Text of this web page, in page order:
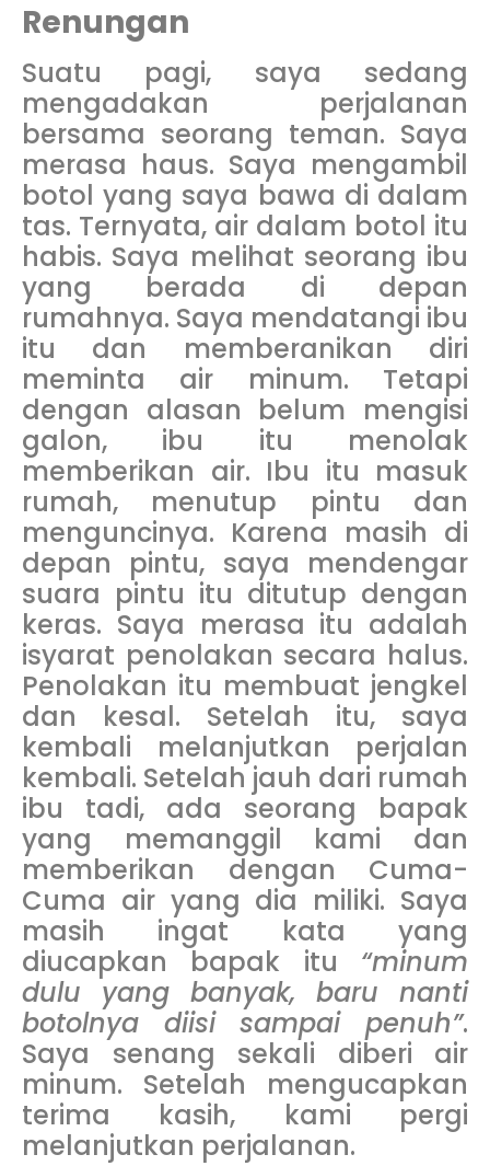
Renungan
Suatu pagi, saya sedang
mengadakan perjalanan
bersama seorang teman. Saya
merasa haus. Saya mengambil
botol yang saya bawa di dalam
tas. Ternyata, air dalam botol itu
habis. Saya melihat seorang ibu
yang berada di depan
rumahnya. Saya mendatangi ibu
itu dan memberanikan diri
meminta air minum. Tetapi
dengan alasan belum mengisi
galon, ibu itu menolak
memberikan air. Ibu itu masuk
rumah, menutup pintu dan
menguncinya. Karena masih di
depan pintu, saya mendengar
suara pintu itu ditutup dengan
keras. Saya merasa itu adalah
isyarat penolakan secara halus.
Penolakan itu membuat jengkel
dan kesal. Setelah itu, saya
kembali melanjutkan perjalan
kembali. Setelah jauh dari rumah
ibu tadi, ada seorang bapak
yang memanggil kami dan
memberikan dengan Cuma-
Cuma air yang dia miliki. Saya
masih ingat kata yang
diucapkan bapak itu “minum
dulu yang banyak, baru nanti
botolnya diisi sampai penuh”.
Saya senang sekali diberi air
minum. Setelah mengucapkan
terima kasih, kami pergi
melanjutkan perjalanan.